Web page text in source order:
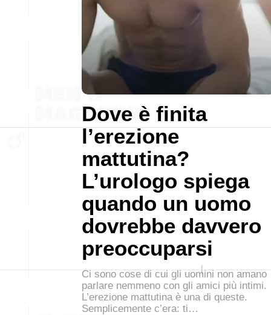
Dove è finita
l’erezione
mattutina?
L’urologo spiega
quando un uomo
dovrebbe davvero
preoccuparsi
Ci sono cose di cui gli uomini non amano
parlare nemmeno con gli amici più intimi.
L’erezione mattutina è una di queste.
Semplicemente c’era: ti…